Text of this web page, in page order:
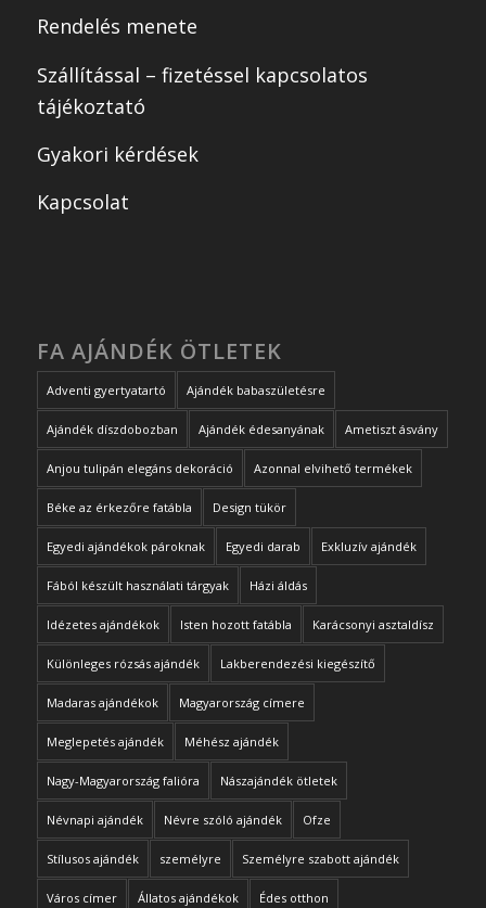
Rendelés menete
Szállítással – fizetéssel kapcsolatos
tájékoztató
Gyakori kérdések
Kapcsolat
FA AJÁNDÉK ÖTLETEK
Adventi gyertyatartó Ajándék babaszületésre
Ajándék díszdobozban Ajándék édesanyának Ametiszt ásvány
Anjou tulipán elegáns dekoráció Azonnal elvihető termékek
Béke az érkezőre fatábla Design tükör
Egyedi ajándékok pároknak Egyedi darab Exkluzív ajándék
Fából készült használati tárgyak Házi áldás
Idézetes ajándékok Isten hozott fatábla Karácsonyi asztaldísz
Különleges rózsás ajándék Lakberendezési kiegészítő
Madaras ajándékok Magyarország címere
Meglepetés ajándék Méhész ajándék
Nagy-Magyarország falióra Nászajándék ötletek
Névnapi ajándék Névre szóló ajándék Ofze
Stílusos ajándék személyre Személyre szabott ajándék
Város címer Állatos ajándékok Édes otthon